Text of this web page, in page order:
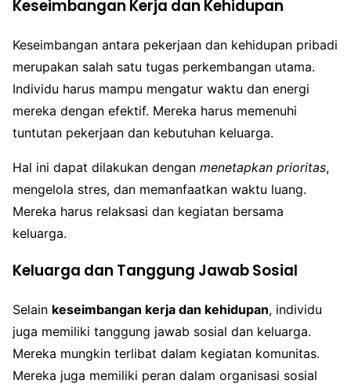
Keseimbangan Kerja dan Kehidupan
Keseimbangan antara pekerjaan dan kehidupan pribadi
merupakan salah satu tugas perkembangan utama.
Individu harus mampu mengatur waktu dan energi
mereka dengan efektif. Mereka harus memenuhi
tuntutan pekerjaan dan kebutuhan keluarga.
Hal ini dapat dilakukan dengan menetapkan prioritas,
mengelola stres, dan memanfaatkan waktu luang.
Mereka harus relaksasi dan kegiatan bersama
keluarga.
Keluarga dan Tanggung Jawab Sosial
Selain keseimbangan kerja dan kehidupan, individu
juga memiliki tanggung jawab sosial dan keluarga.
Mereka mungkin terlibat dalam kegiatan komunitas.
Mereka juga memiliki peran dalam organisasi sosial